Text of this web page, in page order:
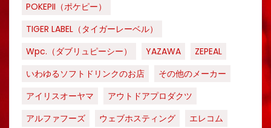
POKEPII（ポケピー）
TIGER LABEL（タイガーレーベル）
Wpc.（ダブリュピーシー）
YAZAWA
ZEPEAL
いわゆるソフトドリンクのお店
その他のメーカー
アイリスオーヤマ
アウトドアプロダクツ
アルファフーズ
ウェブホスティング
エレコム